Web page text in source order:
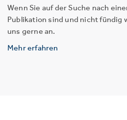
Wenn Sie auf der Suche nach
Publikation sind und nicht fündig
uns gerne an.
Mehr erfahren